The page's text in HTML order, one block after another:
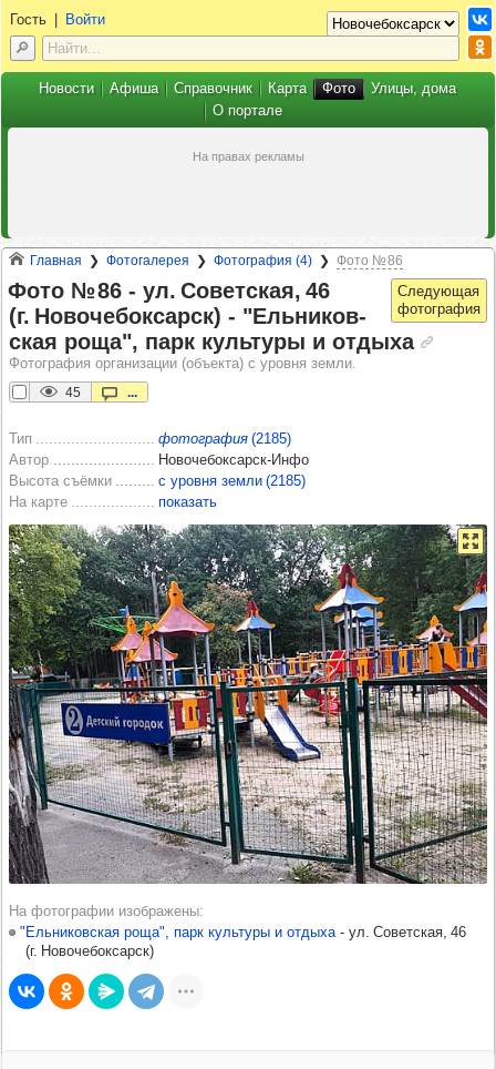
Главная Фотогалерея Фотография (4) Фото № 86
Фото № 86 -​ ул. Совет­ская, 46
(г. Ново­че­бок­сарск) -​ "Ель­ни­ков­
ская роща", парк куль­туры и отдыха
Фотография организации (объекта) с уровня земли.
45 ...
Тип фотография (2185)
Автор
Новочебоксарск-Инфо
Высота съёмки
с уровня земли (2185)
На карте
показать
На фотографии изображены
"Ельниковская роща", парк культуры и отдыха -​ ул. Советская, 46
(г. Новочебоксарск)
Гость| Войти
Новости Афиша Справочник Карта Фото
Улицы, дома
О портале